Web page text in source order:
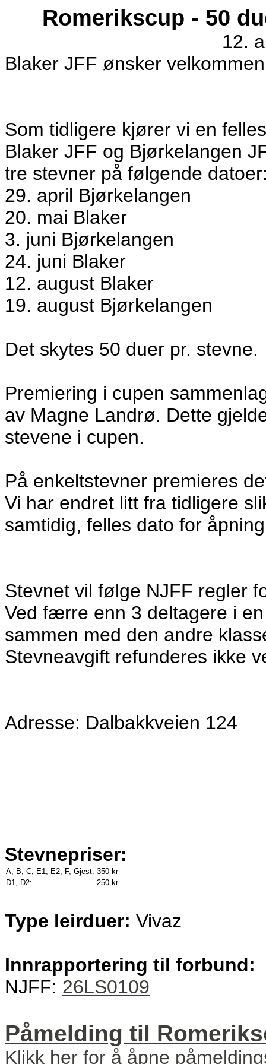
Romerikscup - 50
12.
Blaker JFF ønsker
Som tidligere kjører vi en
Blaker JFF og Bjørkelangen
tre stevner på følgende
29. april Bjørkelangen
20. mai Blaker
3. juni Bjørkelangen
24. juni Blaker
12. august Blaker
19. august Bjørkelangen
Det skytes 50 duer pr. stevne.
Premiering i cupen
av Magne Landrø. Dette
stevene i cupen.
På enkeltstevner premieres
Vi har endret litt fra tidligere
samtidig, felles dato for
Stevnet vil følge NJFF regler
Ved færre enn 3 deltagere i
sammen med den andre
Stevneavgift refunderes ikke
Adresse: Dalbakkveien 124
Stevnepriser:
A, B, C, E1, E2, F, Gjest: 350 kr
D1, D2:
250 kr
Type leirduer: Vivaz
Innrapportering til forbund:
NJFF: 26LS0109
Påmelding til
Klikk her for å åpne